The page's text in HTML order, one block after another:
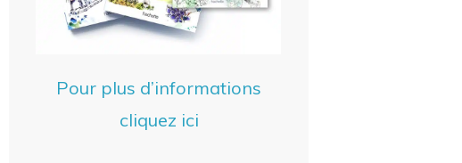
Pour plus d’informations
cliquez ici